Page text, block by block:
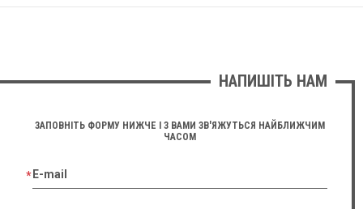
НАПИШІТЬ НАМ
ЗАПОВНІТЬ ФОРМУ НИЖЧЕ І З ВАМИ ЗВ'ЯЖУТЬСЯ НАЙБЛИЖЧИМ
ЧАСОМ
E-mail